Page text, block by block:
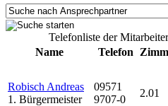
Telefonliste der
Name
Telefon
Robisch Andreas
1. Bürgermeister
09571
9707-0
2.01